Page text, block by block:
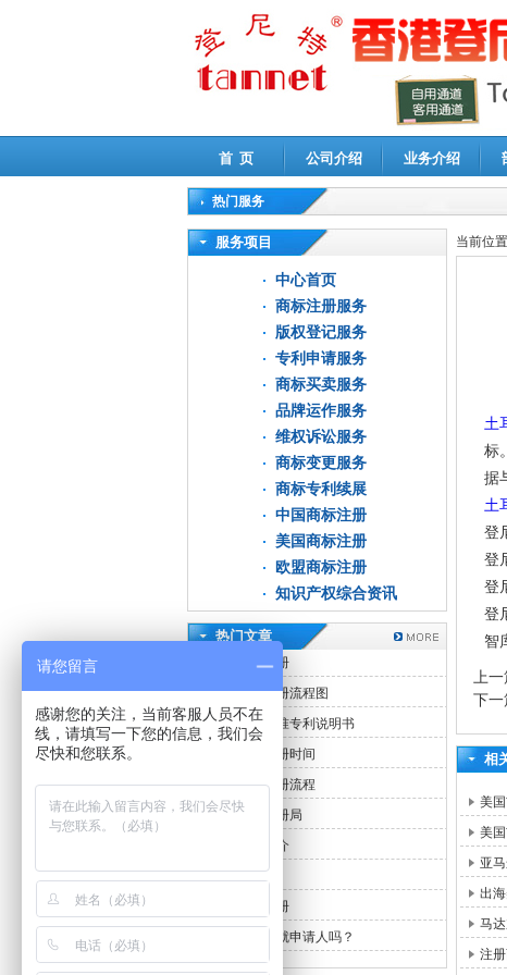
首 页 公司介绍 业务介绍
热门服务
高新技术企业认定审计|企业所得税汇算清缴申报鉴证
服务项目
中心首页
商标注册服务
版权登记服务
专利申请服务
商标买卖服务
品牌运作服务
维权诉讼服务
商标变更服务
商标专利续展
中国商标注册
美国商标注册
欧盟商标注册
知识产权综合资讯
热门文章
香港商标注册
中国商标注册流程图
申请香港标准专利说明书
中国商标注册时间
香港商标注册流程
香港商标注册局
中国专利简介
商标注册
香港商标注册
专利发明人就申请人吗？
当前位置
土
标
据
土
登
登
登
登
智
上一
下一
相
美
美
亚
出
马
注
请您留言
感谢您的关注，当前客服人员不在
线，请填写一下您的信息，我们会
尽快和您联系。